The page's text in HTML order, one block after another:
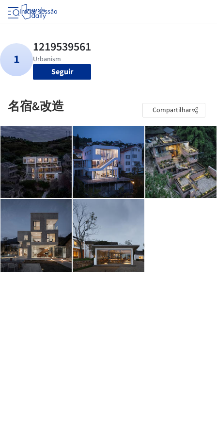
Iniciar sessão
Seguir
名宿&改造 Compartilhar